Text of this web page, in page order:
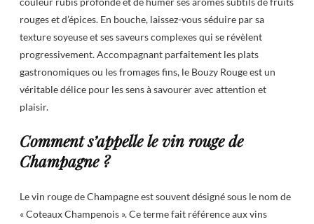
rouges et d’épices. En bouche, laissez-vous séduire par sa
texture soyeuse et ses saveurs complexes qui se révèlent
progressivement. Accompagnant parfaitement les plats
gastronomiques ou les fromages fins, le Bouzy Rouge est un
véritable délice pour les sens à savourer avec attention et
plaisir.
Comment s’appelle le vin rouge de
Champagne ?
Le vin rouge de Champagne est souvent désigné sous le nom de
« Coteaux Champenois ». Ce terme fait référence aux vins